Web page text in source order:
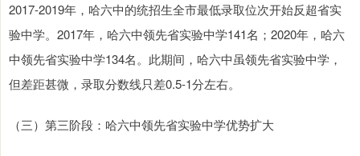
2017-2019年，哈六中的统招生全市最低录取位次开始反超省实
验中学。2017年，哈六中领先省实验中学141名；2020年，哈六
中领先省实验中学134名。此期间，哈六中虽领先省实验中学，
但差距甚微，录取分数线只差0.5-1分左右。
（三）第三阶段：哈六中领先省实验中学优势扩大